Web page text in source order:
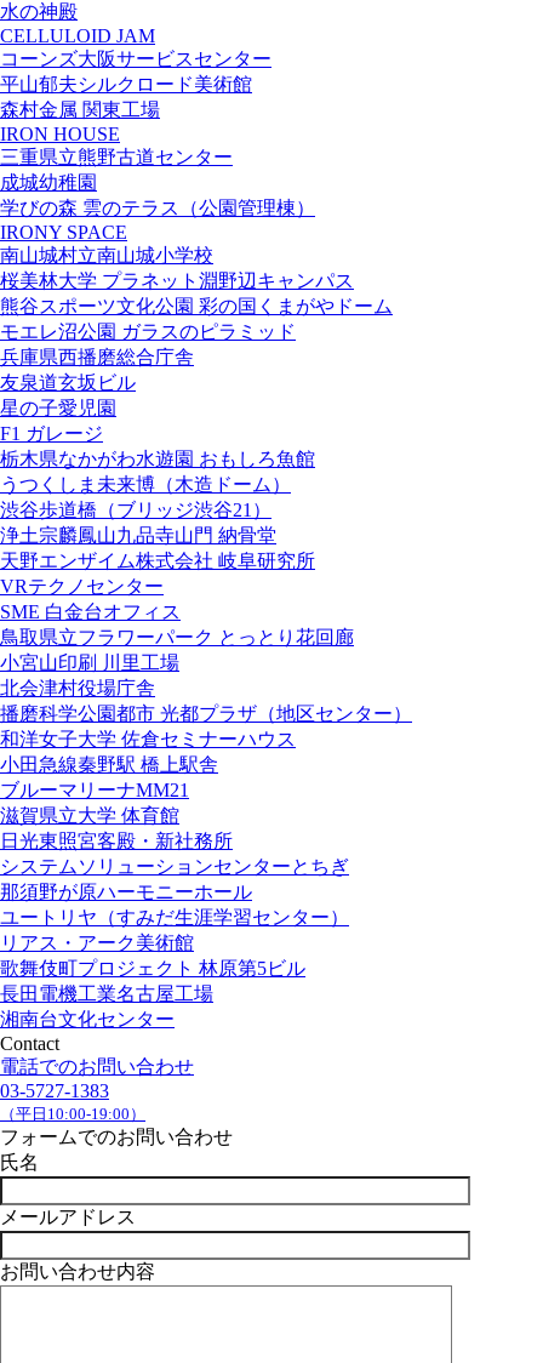
水の神殿
CELLULOID JAM
コーンズ大阪サービスセンター
平山郁夫シルクロード美術館
森村金属 関東工場
IRON HOUSE
三重県立熊野古道センター
成城幼稚園
学びの森 雲のテラス（公園管理棟）
IRONY SPACE
南山城村立南山城小学校
桜美林大学 プラネット淵野辺キャンパス
熊谷スポーツ文化公園 彩の国くまがやドーム
モエレ沼公園 ガラスのピラミッド
兵庫県西播磨総合庁舎
友泉道玄坂ビル
星の子愛児園
F1 ガレージ
栃木県なかがわ水遊園 おもしろ魚館
うつくしま未来博（木造ドーム）
渋谷歩道橋（ブリッジ渋谷21）
浄土宗麟鳳山九品寺山門 納骨堂
天野エンザイム株式会社 岐阜研究所
VRテクノセンター
SME 白金台オフィス
鳥取県立フラワーパーク とっとり花回廊
小宮山印刷 川里工場
北会津村役場庁舎
播磨科学公園都市 光都プラザ（地区センター）
和洋女子大学 佐倉セミナーハウス
小田急線秦野駅 橋上駅舎
ブルーマリーナMM21
滋賀県立大学 体育館
日光東照宮客殿・新社務所
システムソリューションセンターとちぎ
那須野が原ハーモニーホール
ユートリヤ（すみだ生涯学習センター）
リアス・アーク美術館
歌舞伎町プロジェクト 林原第5ビル
長田電機工業名古屋工場
湘南台文化センター
Contact
電話でのお問い合わせ
03-5727-1383
（平日10:00-19:00）
フォームでのお問い合わせ
氏名
メールアドレス
お問い合わせ内容